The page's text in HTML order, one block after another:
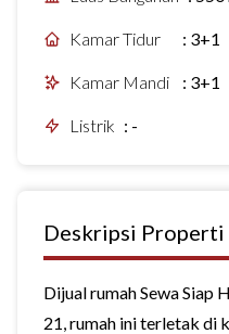
Kamar Tidur : 3+1
Kamar Mandi : 3+1
Listrik : -
Deskripsi Properti
Dijual rumah Sewa Siap
21, rumah ini terletak di